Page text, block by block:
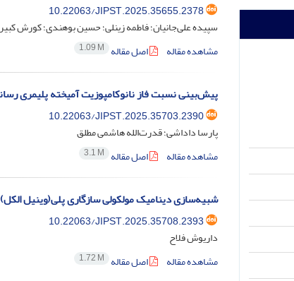
10.22063/JIPST.2025.35655.2378
سپیده علی‌جانیان؛ فاطمه زینلی؛ حسین بوهندی؛ کورش
مشاهده مقاله
اصل مقاله 1.09 M
پیش‌‌بینی نسبت فاز نانوکامپوزیت آمیخته پلیمری
10.22063/JIPST.2025.35703.2390
پارسا داداشی؛ قدرت‌الله هاشمی مطلق
مشاهده مقاله
اصل مقاله 3.1 M
شبیه‌سازی دینامیک مولکولی سازگاری پلی‌(وینیل
10.22063/JIPST.2025.35708.2393
داریوش فلاح
مشاهده مقاله
اصل مقاله 1.72 M